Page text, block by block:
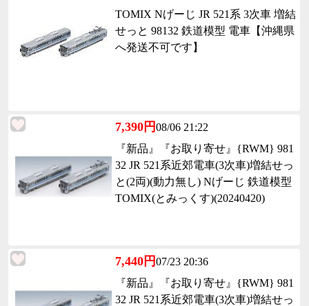
TOMIX Nげーじ JR 521系 3次車 増結
せっと 98132 鉄道模型 電車【沖縄県
へ発送不可です】
7,390円08/06 21:22
『新品』『お取り寄せ』{RWM} 981
32 JR 521系近郊電車(3次車)増結せっ
と(2両)(動力無し) Nげーじ 鉄道模型
TOMIX(とみっくす)(20240420)
7,440円07/23 20:36
『新品』『お取り寄せ』{RWM} 981
32 JR 521系近郊電車(3次車)増結せっ